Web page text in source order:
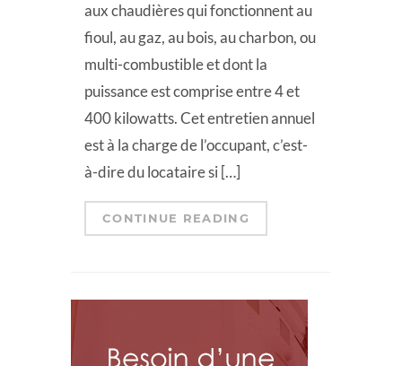
aux chaudières qui fonctionnent au
fioul, au gaz, au bois, au charbon, ou
multi-combustible et dont la
puissance est comprise entre 4 et
400 kilowatts. Cet entretien annuel
est à la charge de l’occupant, c’est-
à-dire du locataire si […]
CONTINUE READING